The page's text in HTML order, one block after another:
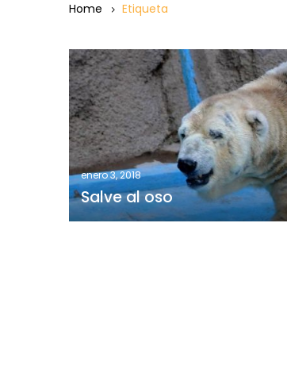
Home Etiqueta
Salve
al
oso
enero 3, 2018
Salve al oso